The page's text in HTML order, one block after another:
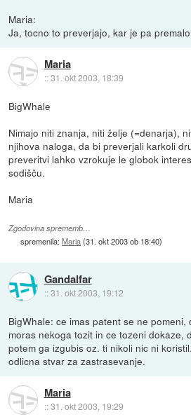
Maria:
Ja, tocno to preverjajo, kar je pa
Maria
::31. okt 2003, 18:39
BigWhale
Nimajo niti znanja, niti želje (=denarja),
njihova naloga, da bi preverjali karkoli
preveritvi lahko vzrokuje le globok
sodišču.
Maria
Zgodovina sprememb…
spremenila:Maria(31. okt 2003 ob 18:40)
Gandalfar
::31. okt 2003, 19:12
BigWhale: ce imas patent se ne
moras nekoga tozit in ce tozeni dokaze,
potem ga izgubis oz. ti nikoli nic ni
odlicna stvar za zastrasevanje.
Maria
::31. okt 2003, 19:29